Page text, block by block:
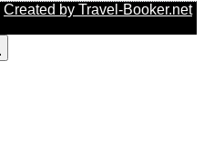
Created by Travel-Booker.net